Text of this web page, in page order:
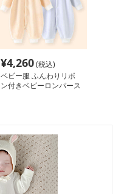
¥4,260(税込)
ベビー服 ふんわりリボ
ン付きベビーロンパース